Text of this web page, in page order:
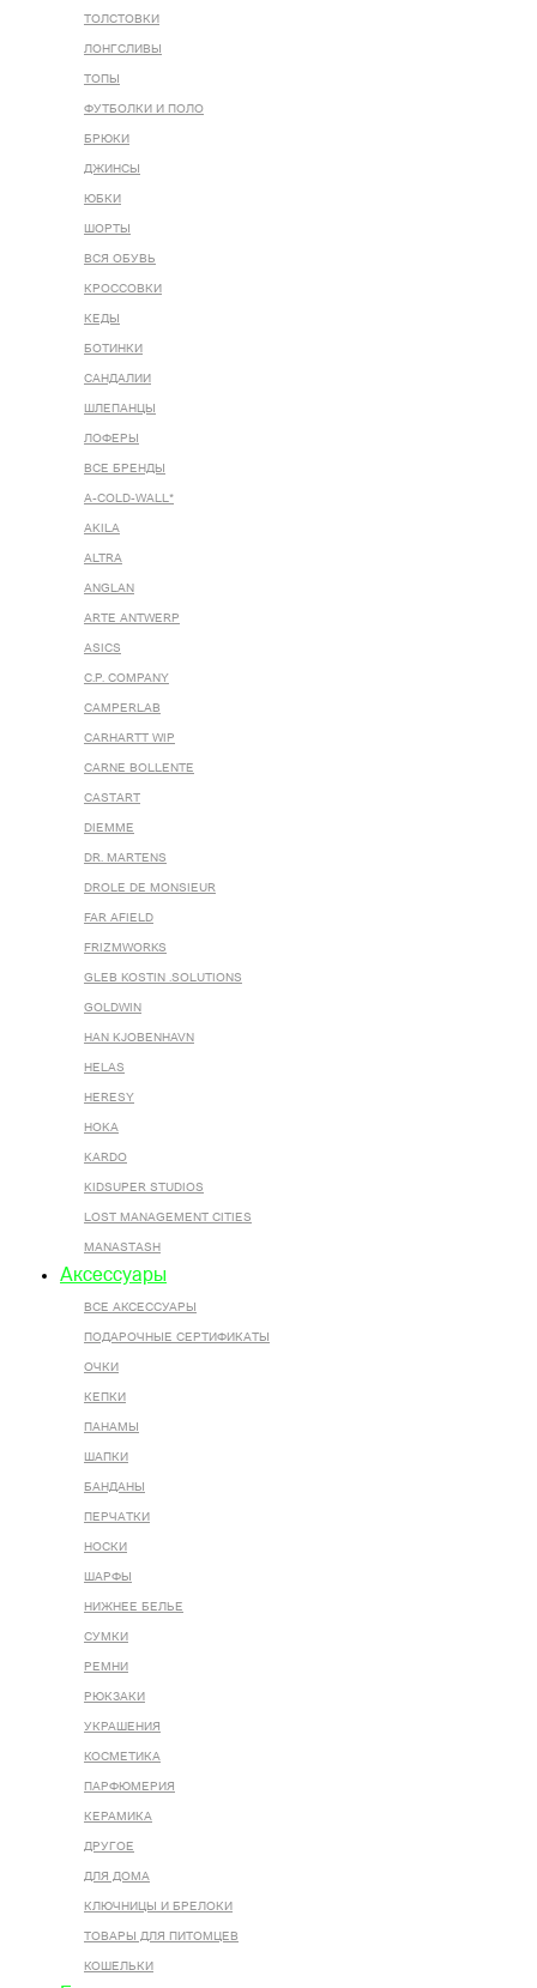
ТОЛСТОВКИ
ЛОНГСЛИВЫ
ТОПЫ
ФУТБОЛКИ И ПОЛО
БРЮКИ
ДЖИНСЫ
ЮБКИ
ШОРТЫ
ВСЯ ОБУВЬ
КРОССОВКИ
КЕДЫ
БОТИНКИ
САНДАЛИИ
ШЛЕПАНЦЫ
ЛОФЕРЫ
ВСЕ БРЕНДЫ
A-COLD-WALL*
AKILA
ALTRA
ANGLAN
ARTE ANTWERP
ASICS
C.P. COMPANY
CAMPERLAB
CARHARTT WIP
CARNE BOLLENTE
CASTART
DIEMME
DR. MARTENS
DROLE DE MONSIEUR
FAR AFIELD
FRIZMWORKS
GLEB KOSTIN .SOLUTIONS
GOLDWIN
HAN KJOBENHAVN
HELAS
HERESY
HOKA
KARDO
KIDSUPER STUDIOS
LOST MANAGEMENT CITIES
MANASTASH
Аксессуары
ВСЕ AКСЕССУАРЫ
ПОДАРОЧНЫЕ СЕРТИФИКАТЫ
ОЧКИ
КЕПКИ
ПАНАМЫ
ШАПКИ
БАНДАНЫ
ПЕРЧАТКИ
НОСКИ
ШАРФЫ
НИЖНЕЕ БЕЛЬЕ
СУМКИ
РЕМНИ
РЮКЗАКИ
УКРАШЕНИЯ
КОСМЕТИКА
ПАРФЮМЕРИЯ
КЕРАМИКА
ДРУГОЕ
ДЛЯ ДОМА
КЛЮЧНИЦЫ И БРЕЛОКИ
ТОВАРЫ ДЛЯ ПИТОМЦЕВ
КОШЕЛЬКИ